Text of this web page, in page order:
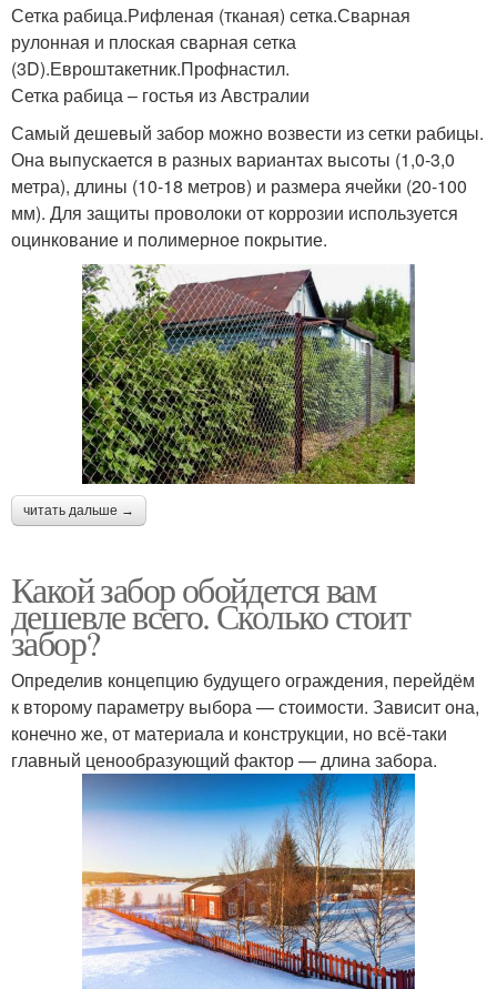
Сетка рабица.Рифленая (тканая) сетка.Сварная
рулонная и плоская сварная сетка
(3D).Евроштакетник.Профнастил.
Сетка рабица – гостья из Австралии
Самый дешевый забор можно возвести из сетки рабицы.
Она выпускается в разных вариантах высоты (1,0-3,0
метра), длины (10-18 метров) и размера ячейки (20-100
мм). Для защиты проволоки от коррозии используется
оцинкование и полимерное покрытие.
читать дальше →
Какой забор обойдется вам
дешевле всего. Сколько стоит
забор?
Определив концепцию будущего ограждения, перейдём
к второму параметру выбора — стоимости. Зависит она,
конечно же, от материала и конструкции, но всё-таки
главный ценообразующий фактор — длина забора.